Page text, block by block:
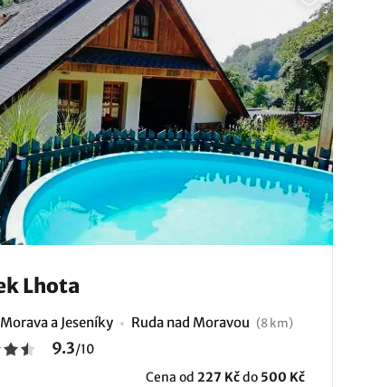
Lhota
a Jeseníky Ruda nad Moravou (8 km)
9.3/10
Cena od 227 Kčdo 500 Kč